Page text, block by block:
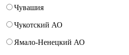
Чувашия
Чукотский АО
Ямало-Ненецкий АО